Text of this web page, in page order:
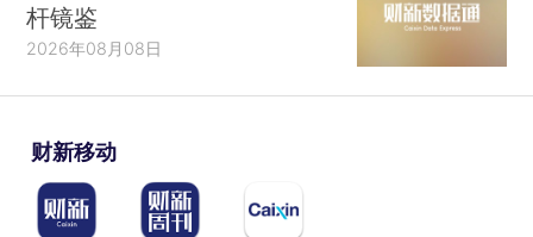
杆镜鉴
2026年08月08日
财新移动